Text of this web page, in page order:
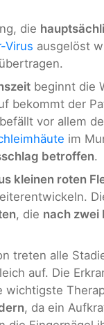
die
Virus ausgelöst
übertragen.
beginnt die
bekommt der
vor allem
im
betroffen.
kleinen roten
, die nach zwei
treten alle
auf. Die
wichtigste
, da ein